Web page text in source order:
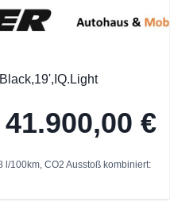
41.900,00 €
l/100km, CO2 Ausstoß kombiniert: